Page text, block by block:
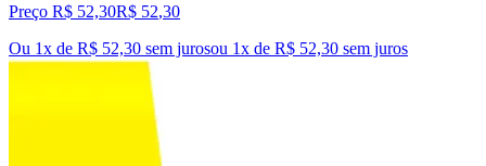
Preço R$ 52,30R$ 52,30
Ou 1x de R$ 52,30 sem jurosou 1x de R$ 52,30 sem juros